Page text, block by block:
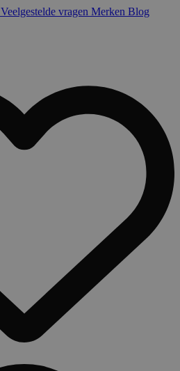
Veelgestelde vragen Merken Blog